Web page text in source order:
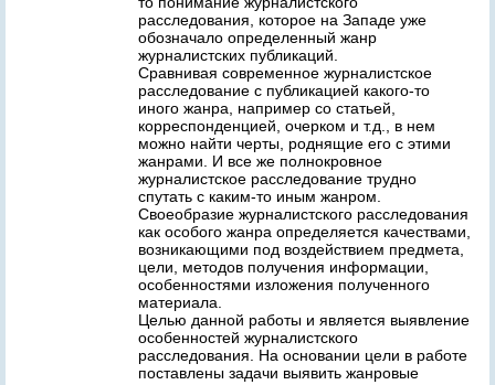
расследования, которое на Западе уже
обозначало определенный жанр
журналистских публикаций.
Сравнивая современное журналистское
расследование с публикацией какого-то
иного жанра, например со статьей,
корреспонденцией, очерком и т.д., в нем
можно найти черты, роднящие его с этими
жанрами. И все же полнокровное
журналистское расследование трудно
спутать с каким-то иным жанром.
Своеобразие журналистского расследования
как особого жанра определяется качествами,
возникающими под воздействием предмета,
цели, методов получения информации,
особенностями изложения полученного
материала.
Целью данной работы и является выявление
особенностей журналистского
расследования. На основании цели в работе
поставлены задачи выявить жанровые